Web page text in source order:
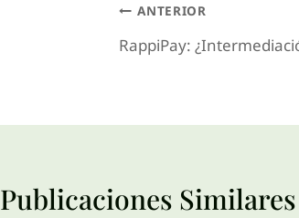
ANTERIOR
RappiPay:
Publicaciones Similares